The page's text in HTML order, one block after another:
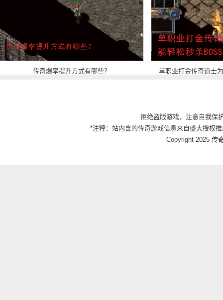
传奇爆率提升方式有哪些？ 单职业打金传奇道士
拒绝盗版游戏，注意自我保
*注释：站内含的传奇游戏信息来自盛大授权
Copyright 2025 传